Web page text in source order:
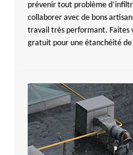
prévenir tout problème
collaborer avec de bons
travail très performant. Faites
gratuit pour une étanchéité